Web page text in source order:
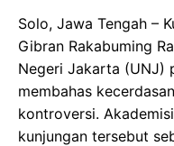
Solo, Jawa Tengah –
Gibran Rakabuming
Negeri Jakarta (UNJ)
membahas
kontroversi.
kunjungan tersebut